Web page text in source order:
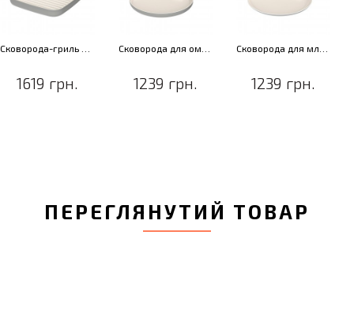
1619 грн. 1239 грн. 1239 грн.
ПЕРЕГЛЯНУТИЙ ТОВАР